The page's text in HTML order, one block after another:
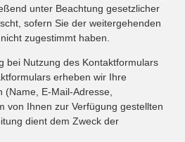
unter Beachtung gesetzlicher
sofern Sie der weitergehenden
zugestimmt haben.
bei Nutzung des Kontaktformulars
erheben wir Ihre
E-Mail-Adresse,
von Ihnen zur Verfügung gestellten
dient dem Zweck der